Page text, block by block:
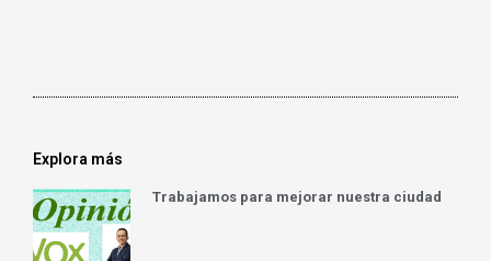
Explora más
Trabajamos para mejorar nuestra ciudad